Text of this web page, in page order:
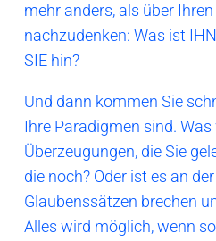
mehr anders, als über
nachzudenken: Was ist
SIE hin?
Und dann kommen Sie
Ihre Paradigmen sind.
Überzeugungen, die Sie
die noch? Oder ist es an
Glaubenssätzen brechen
Alles wird möglich, wenn